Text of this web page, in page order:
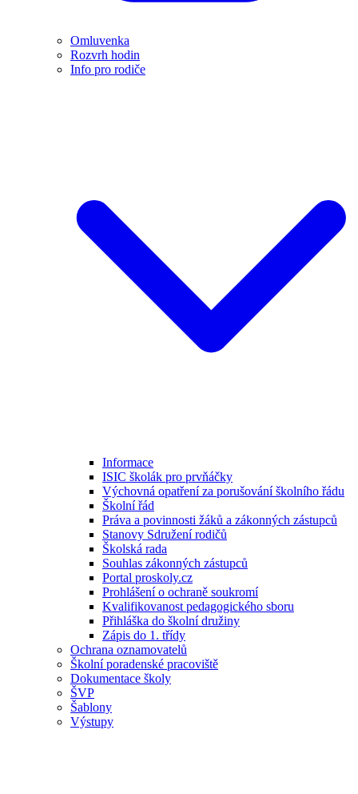
Omluvenka
Rozvrh hodin
Info pro rodiče
Informace
ISIC školák pro prvňáčky
Výchovná opatření za porušování školního řádu
Školní řád
Práva a povinnosti žáků a zákonných zástupců
Stanovy Sdružení rodičů
Školská rada
Souhlas zákonných zástupců
Portal proskoly.cz
Prohlášení o ochraně soukromí
Kvalifikovanost pedagogického sboru
Přihláška do školní družiny
Zápis do 1. třídy
Ochrana oznamovatelů
Školní poradenské pracoviště
Dokumentace školy
ŠVP
Šablony
Výstupy